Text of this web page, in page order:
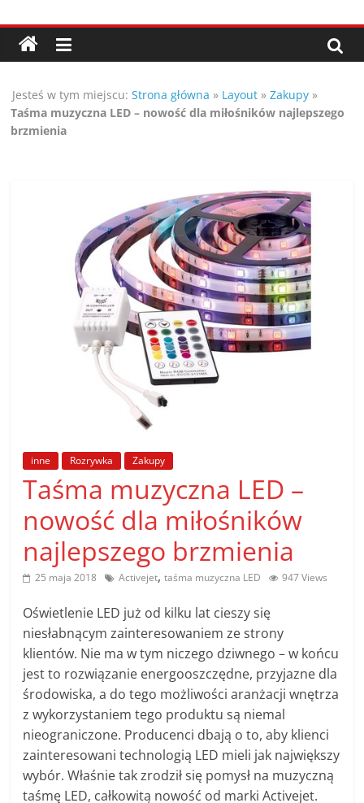
do
treści
Porady,
wskazówki
oraz
poznaj
poradniki.
praktyczne
porady
wskazówki
poradniki
na
temat
Jesteś w tym miejscu: Strona główna » Layout »Zakupy »
Taśma muzyczna LED – nowość dla miłośników najlepszego
brzmienia
inne Rozrywka Zakupy
Taśma muzyczna LED –
nowość dla miłośników
najlepszego brzmienia
25 maja 2018 Activejet,taśma muzyczna LED 947 Views
Oświetlenie LED już od kilku lat cieszy się
niesłabnącym zainteresowaniem ze strony
klientów. Nie ma w tym niczego dziwnego – w końcu
jest to rozwiązanie energooszczędne, przyjazne dla
środowiska, a do tego możliwości aranżacji wnętrza
z wykorzystaniem tego produktu są niemal
nieograniczone. Producenci dbają o to, aby klienci
zainteresowani technologią LED mieli jak największy
wybór. Właśnie tak zrodził się pomysł na muzyczną
taśmę LED, całkowitą nowość od marki Activejet.